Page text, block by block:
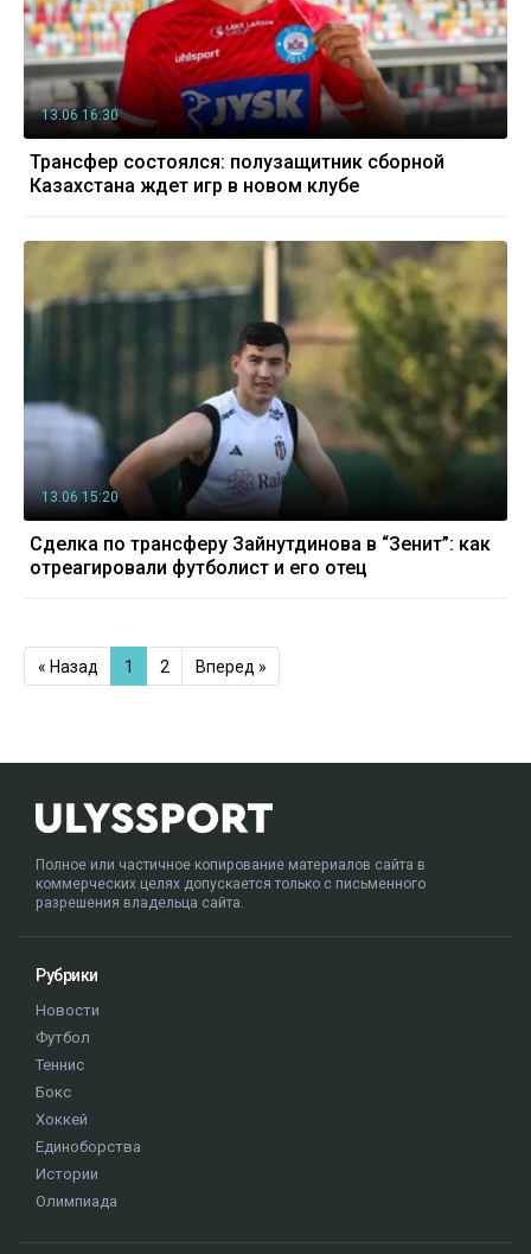
13.06 16:30
Трансфер состоялся: полузащитник сборной
Казахстана ждет игр в новом клубе
13.06 15:20
Сделка по трансферу Зайнутдинова в “Зенит”: как
отреагировали футболист и его отец
« Назад 1 2 Вперед »
Полное или частичное копирование материалов сайта в
коммерческих целях допускается только с письменного
разрешения владельца сайта.
Рубрики
Новости
Футбол
Теннис
Бокс
Хоккей
Единоборства
Истории
Олимпиада